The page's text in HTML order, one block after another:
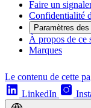
Faire un
Confidentialité
Paramètres
À propos de ce
Marques
Le contenu de cette
LinkedIn